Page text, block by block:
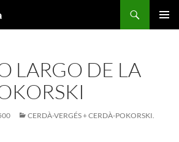
LARGO DE LA
CERDÀ-VERGÉS + CERDÀ-POKORSKI.